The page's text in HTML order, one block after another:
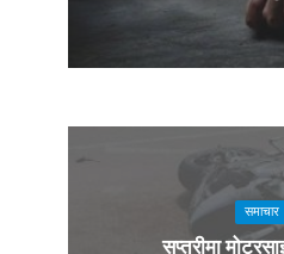
समाचार
सप्तरीमा